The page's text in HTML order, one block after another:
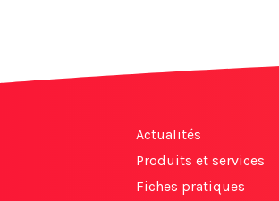
Actualités
Produits et services
Fiches pratiques